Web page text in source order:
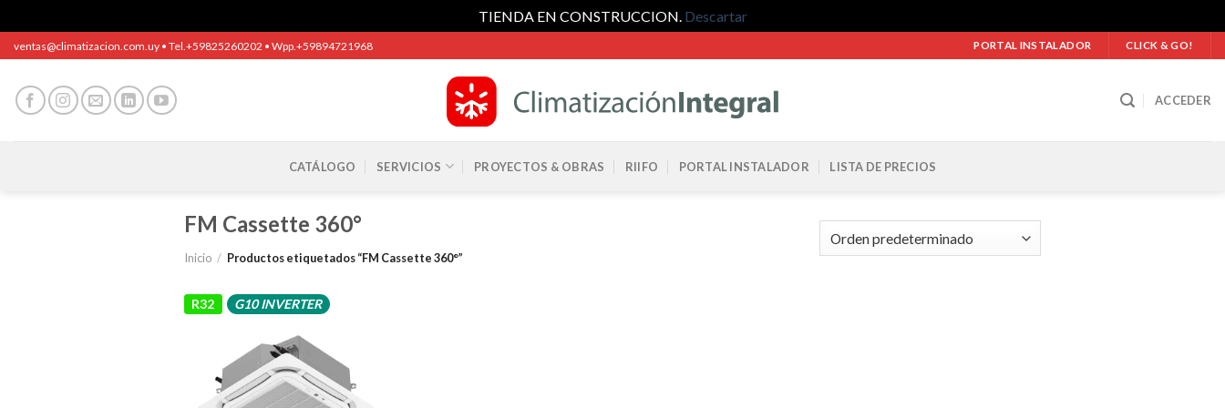
TIENDA EN CONSTRUCCION. Descartar
Saltar
al
contenido
ventas@climatizacion.com.uy • Tel.+59825260202 • Wpp.+59894721968 PORTAL INSTALADOR CLICK & GO!
ACCEDER
CATÁLOGO SERVICIOS PROYECTOS & OBRAS RIIFO PORTAL INSTALADOR LISTA DE PRECIOS
FM Cassette 360°
Inicio / Productos etiquetados “FM Cassette 360°”
R32 G10 INVERTER